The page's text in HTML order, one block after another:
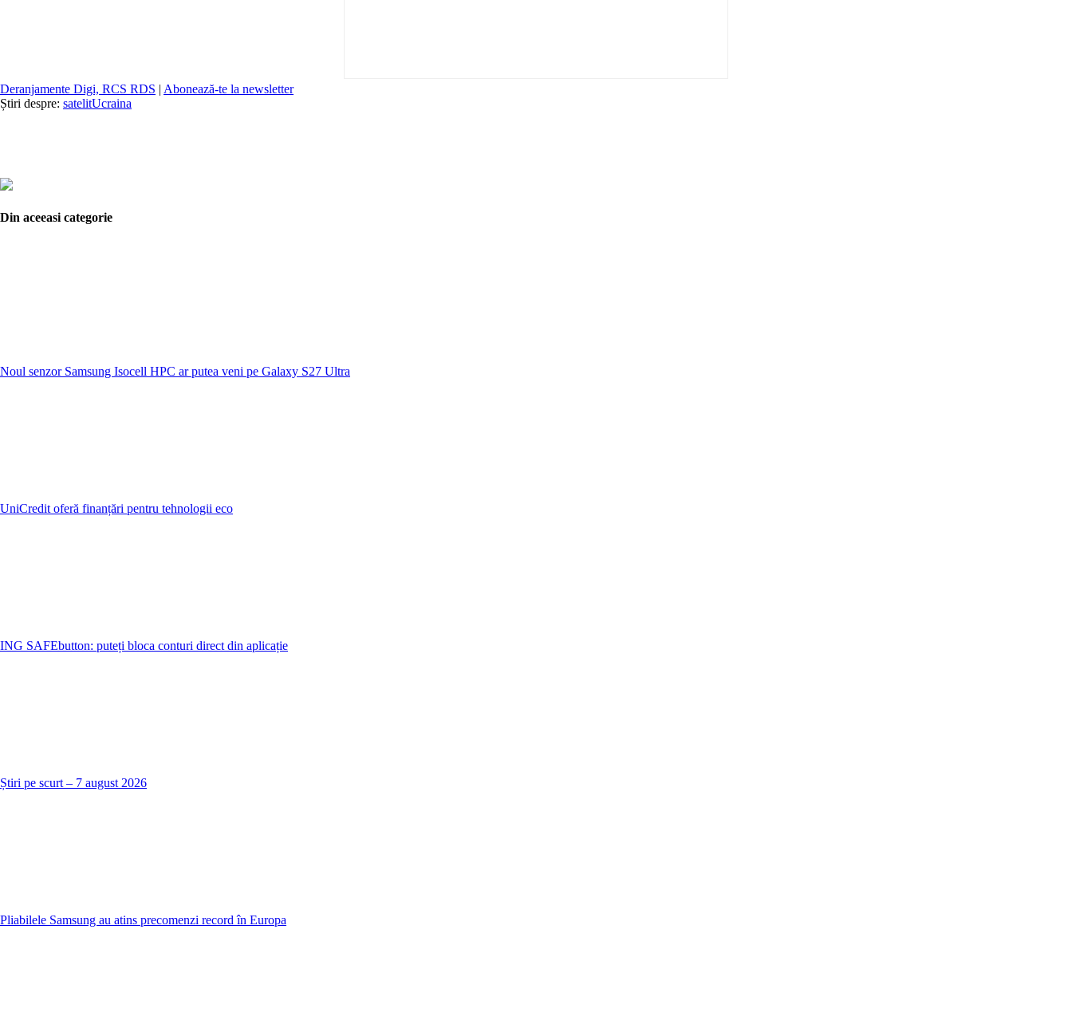
Deranjamente Digi, RCS RDS | Abonează-te la newsletter
Știri despre: satelitUcraina
Din aceeasi categorie
Noul senzor Samsung Isocell HPC ar putea veni pe Galaxy S27 Ultra
UniCredit oferă finanțări pentru tehnologii eco
ING SAFEbutton: puteți bloca conturi direct din aplicație
Știri pe scurt – 7 august 2026
Pliabilele Samsung au atins precomenzi record în Europa